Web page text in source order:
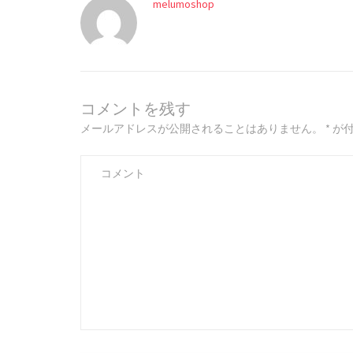
melumoshop
コメントを残す
メールアドレスが公開されることはありません。 * が